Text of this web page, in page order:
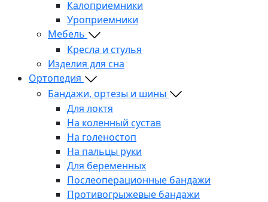
Калоприемники
Уроприемники
Мебель
Кресла и стулья
Изделия для сна
Ортопедия
Бандажи, ортезы и шины
Для локтя
На коленный сустав
На голеностоп
На пальцы руки
Для беременных
Послеоперационные бандажи
Противогрыжевые бандажи